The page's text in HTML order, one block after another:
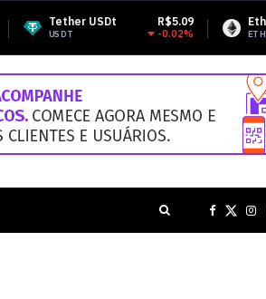
R$5.09
-0.02%
Ethereum R$9,786.43
0.27%